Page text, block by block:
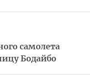
самолета
Бодайбо